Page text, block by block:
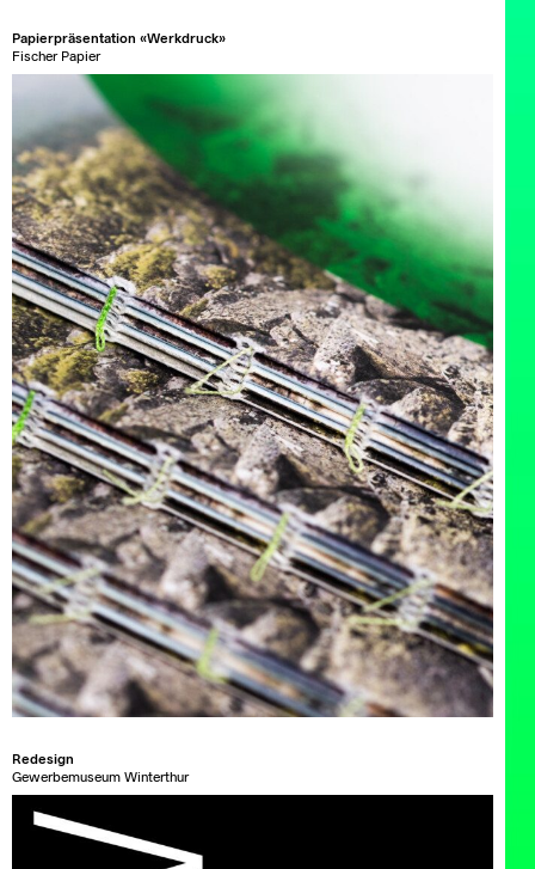
Papierpräsentation «Werkdruck»
Fischer Papier
Redesign
Gewerbemuseum Winterthur